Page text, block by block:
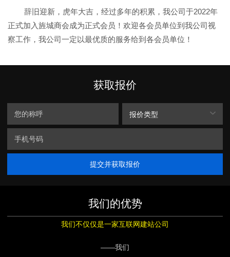
辞旧迎新，虎年大吉，经过多年的积累，我公司于2022年
正式加入旌城商会成为正式会员！欢迎各会员单位到我公司视
察工作，我公司一定以最优质的服务给到各会员单位！
获取报价
报价类型
提交并获取报价
我们的优势
我们不仅仅是一家互联网建站公司
——我们